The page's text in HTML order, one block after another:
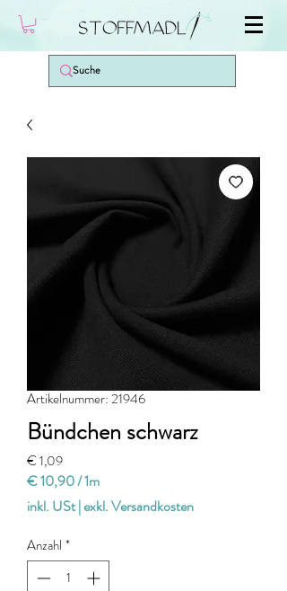
Artikelnummer: 21946
Bündchen schwarz
€ 1,09Preis
€ 10,90/1m
€ 10,90
pro
1
Meter
inkl. USt|exkl. Versandkosten
Anzahl *